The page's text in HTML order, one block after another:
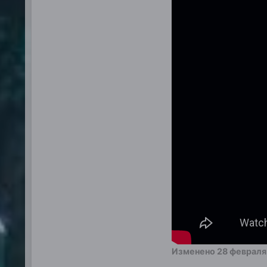
Изменено 28